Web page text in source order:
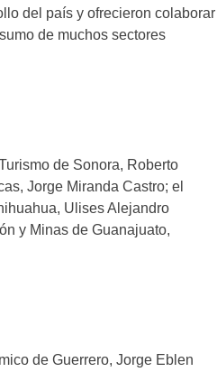
del país y ofrecieron colaborar
de muchos sectores
de Sonora, Roberto
Jorge Miranda Castro; el
Ulises Alejandro
y Minas de Guanajuato,
de Guerrero, Jorge Eblen